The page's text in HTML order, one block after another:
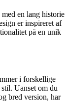
en lang historie
er inspireret af
på en unik
i forskellige
Uanset om du
bred version, har